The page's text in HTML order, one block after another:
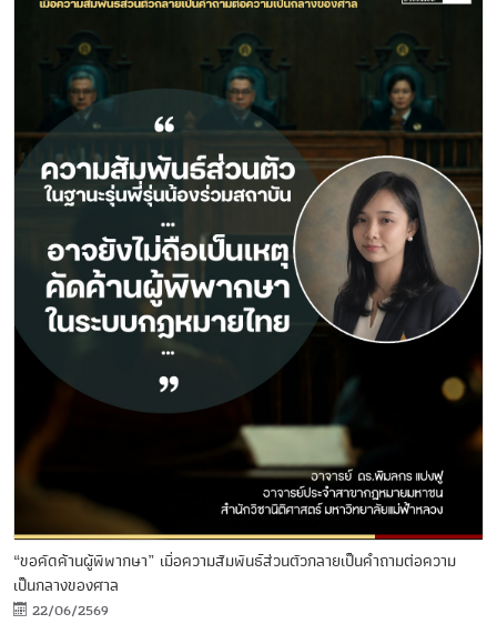
“ขอคัดค้านผู้พิพากษา” เมื่อความสัมพันธ์ส่วนตัวกลายเป็นคำถามต่อความ
เป็นกลางของศาล
22/06/2569